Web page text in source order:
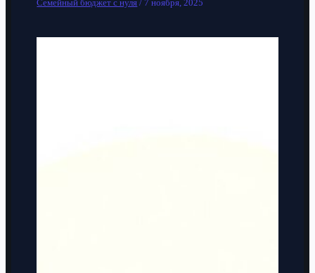
Семейный бюджет с нуля /7 ноября, 2025